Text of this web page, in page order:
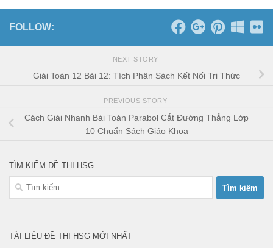
FOLLOW:
NEXT STORY
Giải Toán 12 Bài 12: Tích Phân Sách Kết Nối Tri Thức
PREVIOUS STORY
Cách Giải Nhanh Bài Toán Parabol Cắt Đường Thẳng Lớp
10 Chuẩn Sách Giáo Khoa
TÌM KIẾM ĐỀ THI HSG
Tìm
kiếm
TÀI LIỆU ĐỀ THI HSG MỚI NHẤT